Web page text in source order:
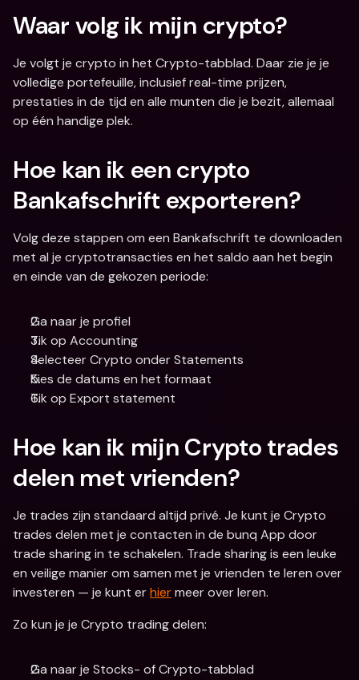
Waar volg ik mijn crypto?
Je volgt je crypto in het Crypto-tabblad. Daar zie je je
volledige portefeuille, inclusief real-time prijzen,
prestaties in de tijd en alle munten die je bezit, allemaal
op één handige plek.
Hoe kan ik een crypto
Bankafschrift exporteren?
Volg deze stappen om een Bankafschrift te downloaden
met al je cryptotransacties en het saldo aan het begin
en einde van de gekozen periode:
Ga naar je profiel
Tik op Accounting
Selecteer Crypto onder Statements
Kies de datums en het formaat
Tik op Export statement
Hoe kan ik mijn Crypto trades
delen met vrienden?
Je trades zijn standaard altijd privé. Je kunt je Crypto
trades delen met je contacten in de bunq App door
trade sharing in te schakelen. Trade sharing is een leuke
en veilige manier om samen met je vrienden te leren over
investeren — je kunt er hier meer over leren.
Zo kun je je Crypto trading delen:
Ga naar je Stocks- of Crypto-tabblad